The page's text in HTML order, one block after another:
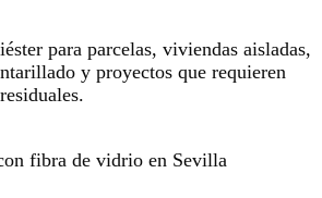
para parcelas, viviendas aisladas,
y proyectos que requieren
fibra de vidrio en Sevilla